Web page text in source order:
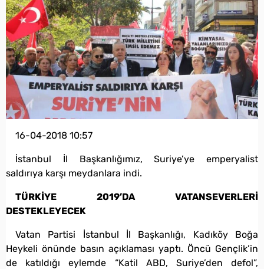
16-04-2018 10:57
İstanbul İl Başkanlığımız, Suriye’ye emperyalist
saldırıya karşı meydanlara indi.
TÜRKİYE 2019’DA VATANSEVERLERİ
DESTEKLEYECEK
Vatan Partisi İstanbul İl Başkanlığı, Kadıköy Boğa
Heykeli önünde basın açıklaması yaptı. Öncü Gençlik’in
de katıldığı eylemde “Katil ABD, Suriye’den defol”,